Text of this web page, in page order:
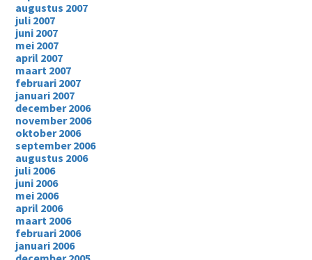
augustus 2007
juli 2007
juni 2007
mei 2007
april 2007
maart 2007
februari 2007
januari 2007
december 2006
november 2006
oktober 2006
september 2006
augustus 2006
juli 2006
juni 2006
mei 2006
april 2006
maart 2006
februari 2006
januari 2006